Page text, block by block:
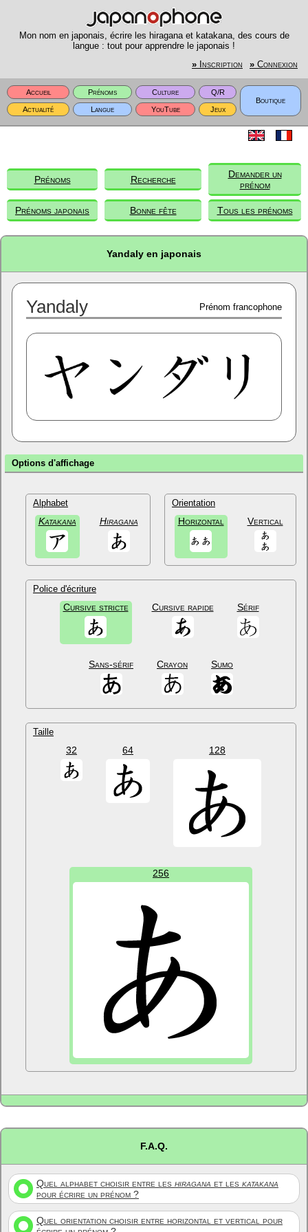
Mon nom en japonais, écrire les hiragana et katakana, des cours de
langue : tout pour apprendre le japonais !
» Inscription » Connexion
Accueil Prénoms Culture
Q/R
Boutique
Actualité
Langue YouTube Jeux
Prénoms Recherche
Demander un
prénom
Prénoms japonais Bonne fête Tous les prénoms
Yandaly en japonais
Yandaly Prénom francophone
Options d'affichage
Alphabet
Katakana Hiragana
Orientation
Horizontal Vertical
Police d'écriture
Cursive stricte Cursive rapide Sérif
Sans-sérif Crayon Sumo
Taille
32 64 128
256
F.A.Q.
Quel alphabet choisir entre les hiragana et les katakana
pour écrire un prénom ?
Quel orientation choisir entre horizontal et vertical pour